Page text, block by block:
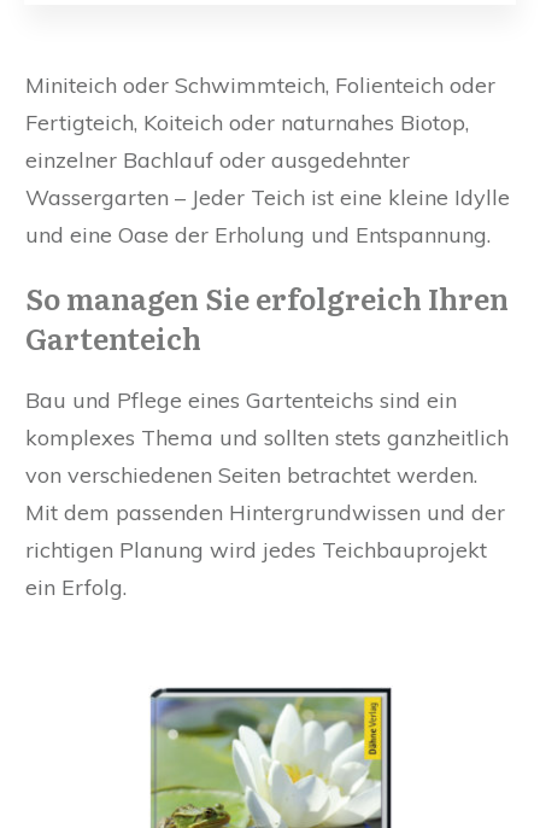
Miniteich oder Schwimmteich, Folienteich oder
Fertigteich, Koiteich oder naturnahes Biotop,
einzelner Bachlauf oder ausgedehnter
Wassergarten – Jeder Teich ist eine kleine Idylle
und eine Oase der Erholung und Entspannung.
So managen Sie erfolgreich Ihren
Gartenteich
Bau und Pflege eines Gartenteichs sind ein
komplexes Thema und sollten stets ganzheitlich
von verschiedenen Seiten betrachtet werden.
Mit dem passenden Hintergrundwissen und der
richtigen Planung wird jedes Teichbauprojekt
ein Erfolg.